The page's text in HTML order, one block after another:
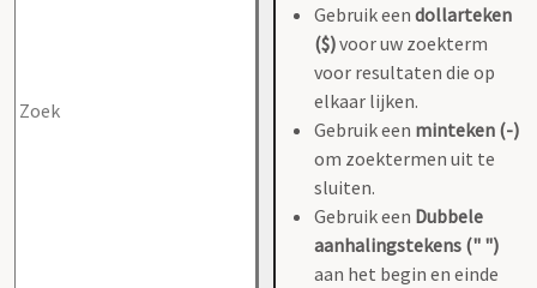
Gebruik een dollarteken
($)voor uw zoekterm
voor resultaten die op
elkaar lijken.
Gebruik een minteken (-)
om zoektermen uit te
sluiten.
Gebruik een Dubbele
aanhalingstekens (" ")
aan het begin en einde